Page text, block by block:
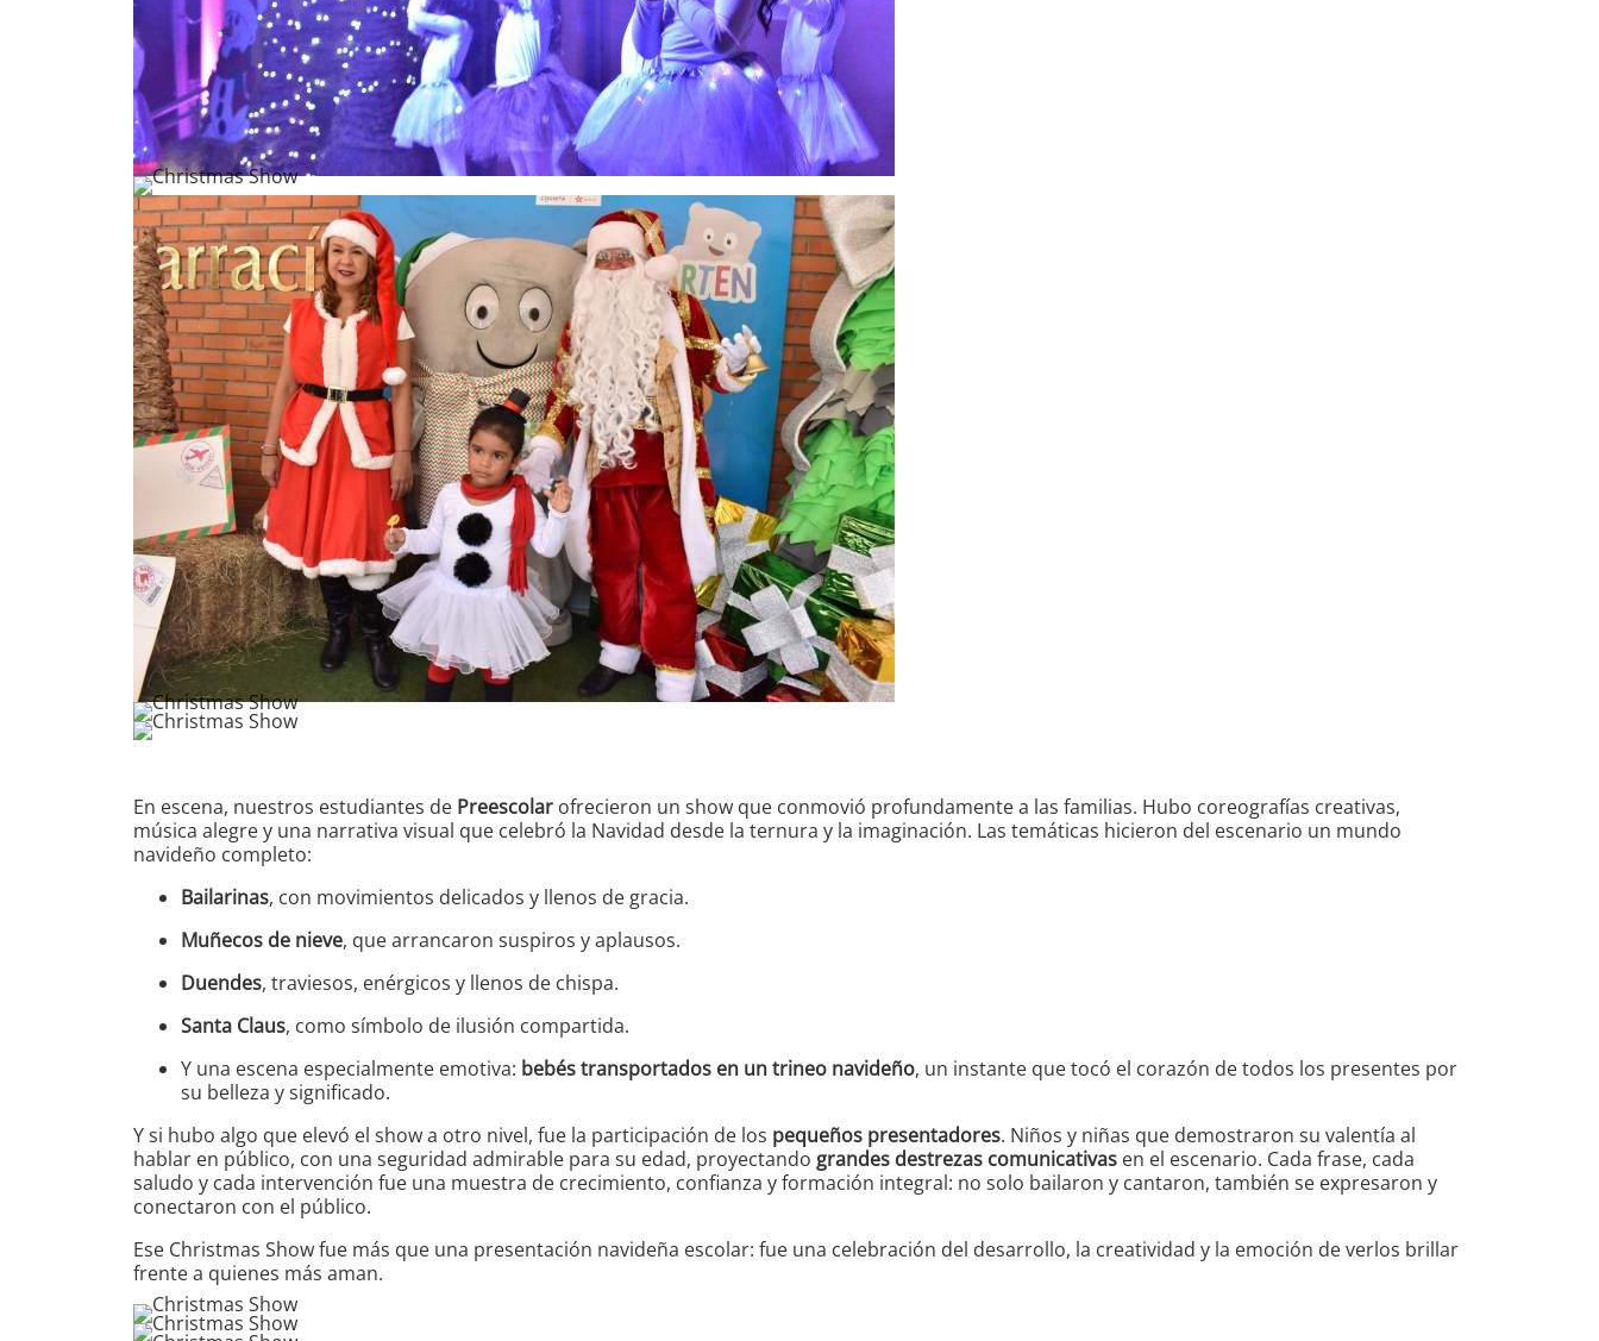
En escena, nuestros estudiantes de Preescolar ofrecieron un show que conmovió profundamente a las familias. Hubo coreografías creativas,
música alegre y una narrativa visual que celebró la Navidad desde la ternura y la imaginación. Las temáticas hicieron del escenario un mundo
navideño completo:
Bailarinas, con movimientos delicados y llenos de gracia.
Muñecos de nieve, que arrancaron suspiros y aplausos.
Duendes, traviesos, enérgicos y llenos de chispa.
Santa Claus, como símbolo de ilusión compartida.
Y una escena especialmente emotiva: bebés transportados en un trineo navideño, un instante que tocó el corazón de todos los presentes por
su belleza y significado.
Y si hubo algo que elevó el show a otro nivel, fue la participación de los pequeños presentadores. Niños y niñas que demostraron su valentía al
hablar en público, con una seguridad admirable para su edad, proyectando grandes destrezas comunicativas en el escenario. Cada frase, cada
saludo y cada intervención fue una muestra de crecimiento, confianza y formación integral: no solo bailaron y cantaron, también se expresaron y
conectaron con el público.
Ese Christmas Show fue más que una presentación navideña escolar: fue una celebración del desarrollo, la creatividad y la emoción de verlos brillar
frente a quienes más aman.